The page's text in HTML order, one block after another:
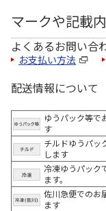
マークや記載
よくあるお問い合
お支払い方法
配送情報について
ゆうパック等で
す
チルドゆうパッ
します
冷凍ゆうパック
ます。
佐川急便でのお
ます